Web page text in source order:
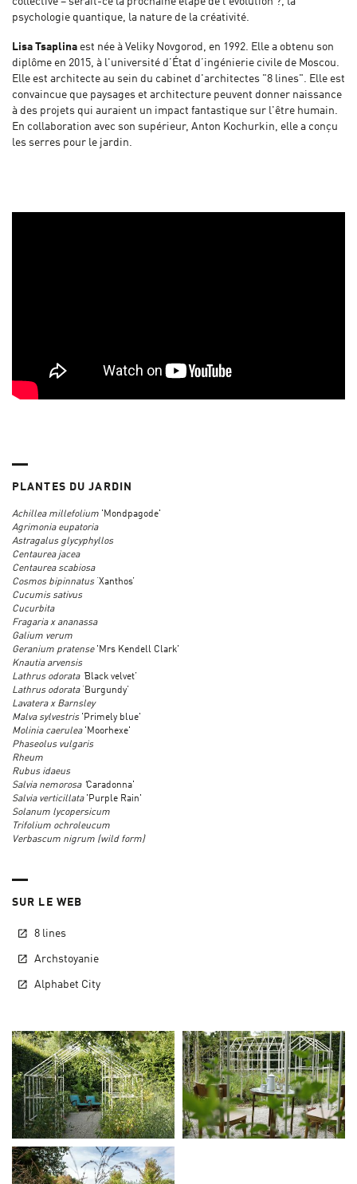
psychologie quantique, la nature de la créativité.
Lisa Tsaplina est née à Veliky Novgorod, en 1992. Elle a obtenu son
diplôme en 2015, à l'université d’État d’ingénierie civile de Moscou.
Elle est architecte au sein du cabinet d'architectes "8 lines". Elle est
convaincue que paysages et architecture peuvent donner naissance
à des projets qui auraient un impact fantastique sur l'être humain.
En collaboration avec son supérieur, Anton Kochurkin, elle a conçu
les serres pour le jardin.
PLANTES DU JARDIN
Achillea millefolium 'Mondpagode'
Agrimonia eupatoria
Astragalus glycyphyllos
Centaurea jacea
Centaurea scabiosa
Cosmos bipinnatus ‘Xanthos’
Cucumis sativus
Cucurbita
Fragaria x ananassa
Galium verum
Geranium pratense 'Mrs Kendell Clark'
Knautia arvensis
Lathrus odorata ‘ Black velvet’
Lathrus odorata ‘Burgundy’
Lavatera x Barnsley
Malva sylvestris 'Primely blue'
Molinia caerulea 'Moorhexe'
Phaseolus vulgaris
Rheum
Rubus idaeus
Salvia nemorosa 'Caradonna'
Salvia verticillata 'Purple Rain'
Solanum lycopersicum
Trifolium ochroleucum
Verbascum nigrum (wild form)
SUR LE WEB
8 lines
Archstoyanie
Alphabet City